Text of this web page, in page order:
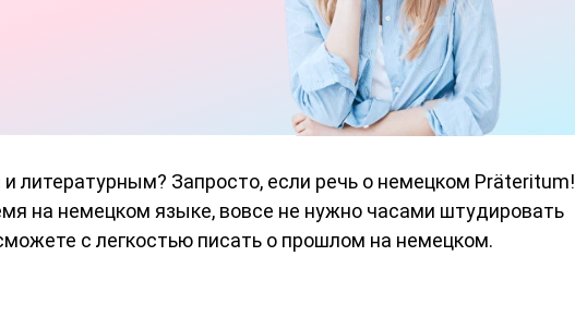
Запросто, если речь о немецком Präteritum!
на немецком языке, вовсе не нужно часами штудировать
с легкостью писать о прошлом на немецком.